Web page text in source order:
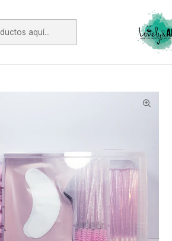
https://www.starken.cl/